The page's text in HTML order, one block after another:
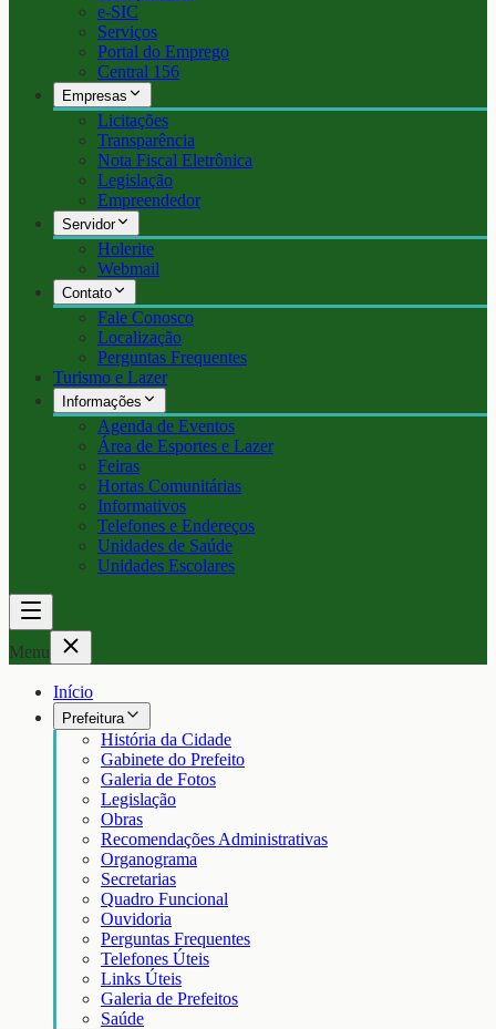
e-SIC
Serviços
Portal do Emprego
Central 156
Empresas
Licitações
Transparência
Nota Fiscal Eletrônica
Legislação
Empreendedor
Servidor
Holerite
Webmail
Contato
Fale Conosco
Localização
Perguntas Frequentes
Turismo e Lazer
Informações
Agenda de Eventos
Área de Esportes e Lazer
Feiras
Hortas Comunitárias
Informativos
Telefones e Endereços
Unidades de Saúde
Unidades Escolares
Menu
Início
Prefeitura
História da Cidade
Gabinete do Prefeito
Galeria de Fotos
Legislação
Obras
Recomendações Administrativas
Organograma
Secretarias
Quadro Funcional
Ouvidoria
Perguntas Frequentes
Telefones Úteis
Links Úteis
Galeria de Prefeitos
Saúde